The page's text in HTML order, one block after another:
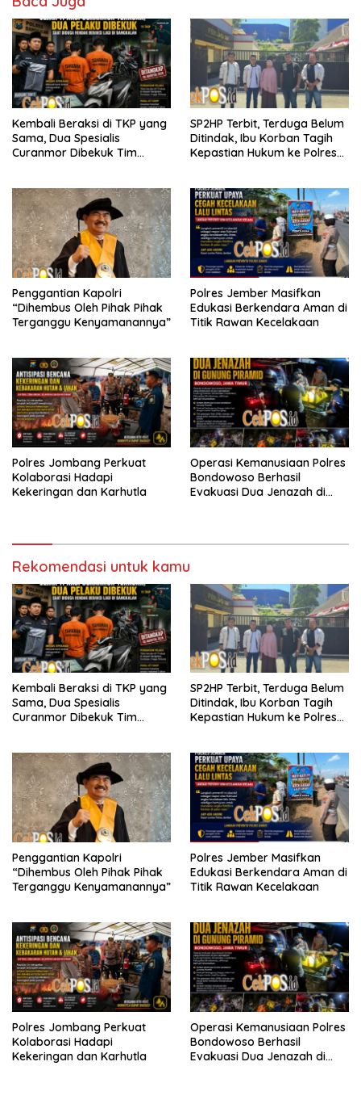
Kembali Beraksi di TKP yang
Sama, Dua Spesialis
Curanmor Dibekuk Tim
SP2HP Terbit, Terduga Belum
Ditindak, Ibu Korban Tagih
Kepastian Hukum ke Polres
Penggantian Kapolri
“Dihembus Oleh Pihak Pihak
Terganggu Kenyamanannya”
Polres Jember Masifkan
Edukasi Berkendara Aman di
Titik Rawan Kecelakaan
Polres Jombang Perkuat
Kolaborasi Hadapi
Kekeringan dan Karhutla
Operasi Kemanusiaan Polres
Bondowoso Berhasil
Evakuasi Dua Jenazah di
Rekomendasi untuk kamu
Kembali Beraksi di TKP yang
Sama, Dua Spesialis
Curanmor Dibekuk Tim
SP2HP Terbit, Terduga Belum
Ditindak, Ibu Korban Tagih
Kepastian Hukum ke Polres
Penggantian Kapolri
“Dihembus Oleh Pihak Pihak
Terganggu Kenyamanannya”
Polres Jember Masifkan
Edukasi Berkendara Aman di
Titik Rawan Kecelakaan
Polres Jombang Perkuat
Kolaborasi Hadapi
Kekeringan dan Karhutla
Operasi Kemanusiaan Polres
Bondowoso Berhasil
Evakuasi Dua Jenazah di